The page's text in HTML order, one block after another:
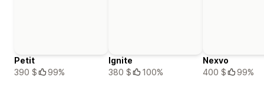
Petit
390 $
99%
Ignite
380 $
100%
Nexvo
400 $
99%